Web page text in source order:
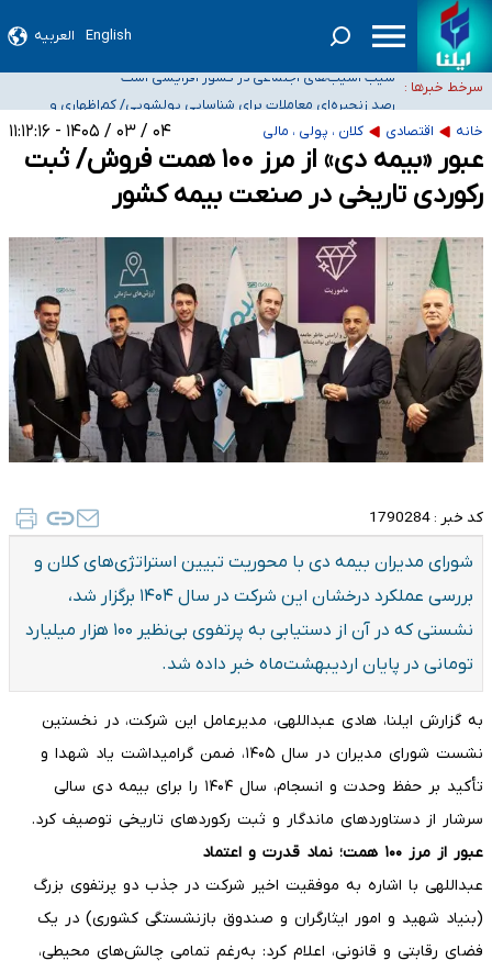
English العربیه
سرخط خبرها :
۵۰ ایستگاه هواشناسی در جنگ دچار آسیب‌های جدی شدند/ تخریب کامل دو رادار در
بوشهر و اهواز
«حسین آقایاری» تراستی ابربدهکار کیست؟/ غارت پول نفت کشور با پاسپورت
ایرانی- افغانستانی
آسیب‌های جنگ، صدور گواهینامه موتورسواری زنان را به تأخیر انداخت
خانه اقتصادی کلان ، پولی ، مالی ۰۴ / ۰۳ / ۱۴۰۵ - ۱۱:۱۲:۱۶
عبور «بیمه دی» از مرز ۱۰۰ همت فروش/ ثبت
رکوردی تاریخی در صنعت بیمه کشور
کد خبر : 1790284
شورای مدیران بیمه دی با محوریت تبیین استراتژی‌های کلان و
بررسی عملکرد درخشان این شرکت در سال ۱۴۰۴ برگزار شد،
نشستی که در آن از دستیابی به پرتفوی بی‌نظیر ۱۰۰ هزار میلیارد
تومانی در پایان اردیبهشت‌ماه خبر داده شد.
به گزارش ایلنا، هادی عبداللهی، مدیرعامل این شرکت، در نخستین
نشست شورای مدیران در سال ۱۴۰۵، ضمن گرامیداشت یاد شهدا و
تأکید بر حفظ وحدت و انسجام، سال ۱۴۰۴ را برای بیمه دی سالی
سرشار از دستاوردهای ماندگار و ثبت رکوردهای تاریخی توصیف کرد.
عبور از مرز ۱۰۰ همت؛ نماد قدرت و اعتماد
عبداللهی با اشاره به موفقیت اخیر شرکت در جذب دو پرتفوی بزرگ
(بنیاد شهید و امور ایثارگران و صندوق بازنشستگی کشوری) در یک
فضای رقابتی و قانونی، اعلام کرد: به‌رغم تمامی چالش‌های محیطی،